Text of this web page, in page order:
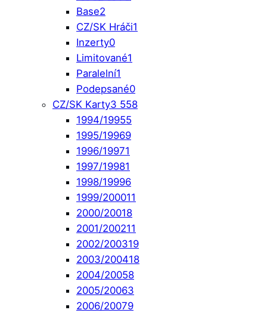
Base2
CZ/SK Hráči1
Inzerty0
Limitované1
Paralelní1
Podepsané0
CZ/SK Karty3 558
1994/19955
1995/19969
1996/19971
1997/19981
1998/19996
1999/200011
2000/20018
2001/200211
2002/200319
2003/200418
2004/20058
2005/20063
2006/20079